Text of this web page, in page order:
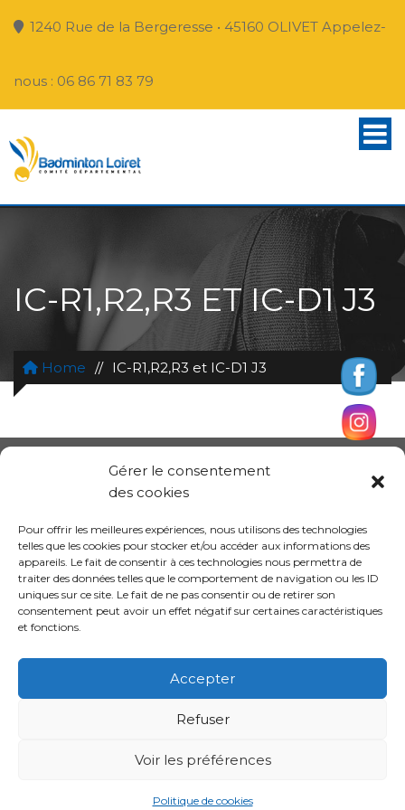
Gérer le consentement
des cookies
Pour offrir les meilleures expériences, nous utilisons des technologies
telles que les cookies pour stocker et/ou accéder aux informations des
appareils. Le fait de consentir à ces technologies nous permettra de
traiter des données telles que le comportement de navigation ou les ID
uniques sur ce site. Le fait de ne pas consentir ou de retirer son
consentement peut avoir un effet négatif sur certaines caractéristiques
et fonctions.
Accepter
Refuser
Voir les préférences
Politique de cookies
1240 Rue de la Bergeresse • 45160 OLIVET Appelez-
nous : 06 86 71 83 79
IC-R1,R2,R3 ET IC-D1 J3
Home // IC-R1,R2,R3 et IC-D1 J3
Conception site :Kalankaa
Mentions